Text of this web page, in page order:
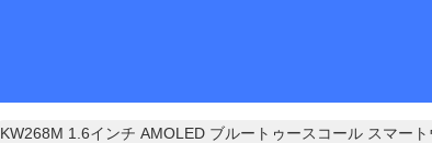
KW268M 1.6インチ AMOLED ブルートゥースコール スマート